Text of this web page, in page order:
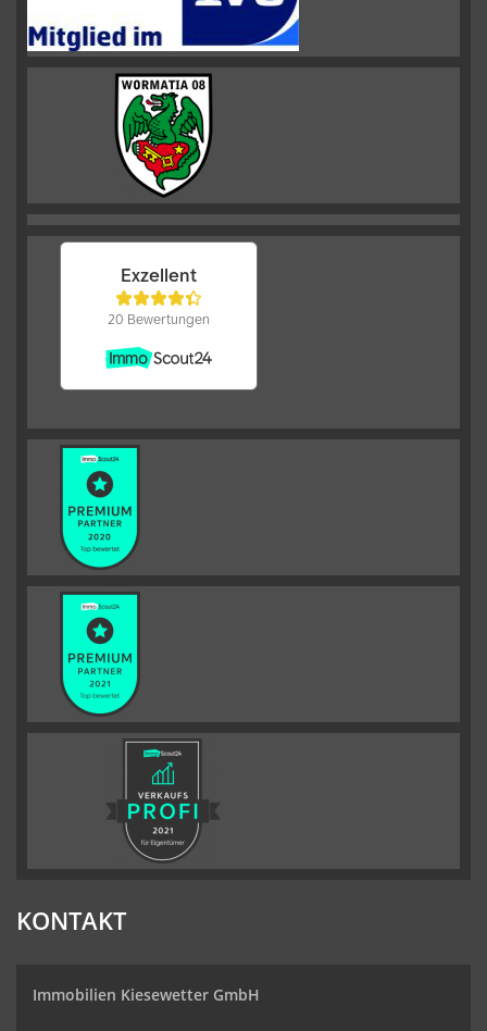
KONTAKT
Immobilien Kiesewetter GmbH